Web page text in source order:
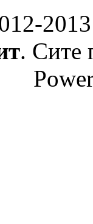
. Сите